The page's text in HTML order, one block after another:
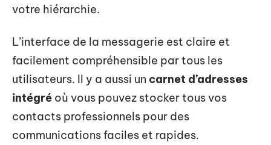
votre hiérarchie.
L’interface de la messagerie est claire et
facilement compréhensible par tous les
utilisateurs. Il y a aussi un carnet d’adresses
intégré où vous pouvez stocker tous vos
contacts professionnels pour des
communications faciles et rapides.